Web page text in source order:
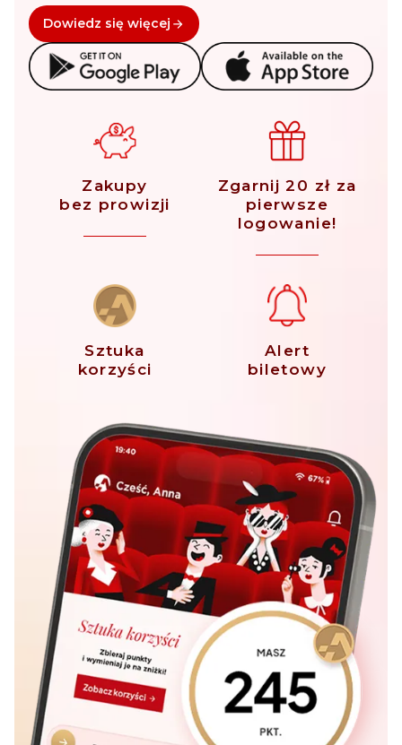
Dowiedz się więcej
Zakupy
bez prowizji
Zgarnij 20 zł za
pierwsze
logowanie!
Sztuka
korzyści
Alert
biletowy